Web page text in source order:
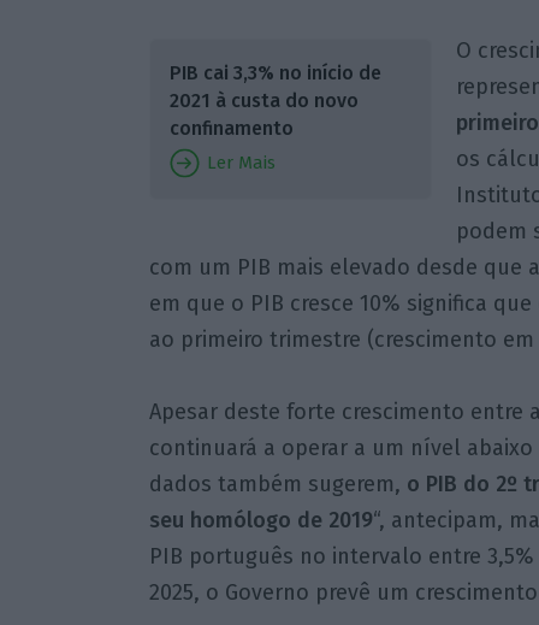
PIB cai 3,3% no início de
2021 à custa do novo
confinamento
Ler Mais
O
os
podem
com um PIB mais elevado desde que
em que o PIB cresce 10% significa
ao primeiro trimestre (crescimento em
Apesar deste forte crescimento entre
continuará a operar a um nível
dados também sugerem, o PIB do 2º
seu homólogo de 2019“, antecipam,
PIB português no intervalo entre
2025, o Governo prevê um